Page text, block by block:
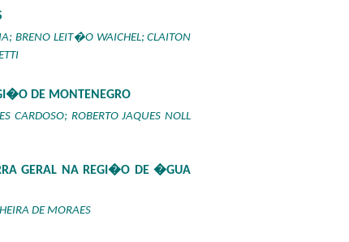
BRENO LEIT�O WAICHEL; CLAITON
DE MONTENEGRO
CARDOSO; ROBERTO JAQUES NOLL
GERAL NA REGI�O DE �GUA
DE MORAES